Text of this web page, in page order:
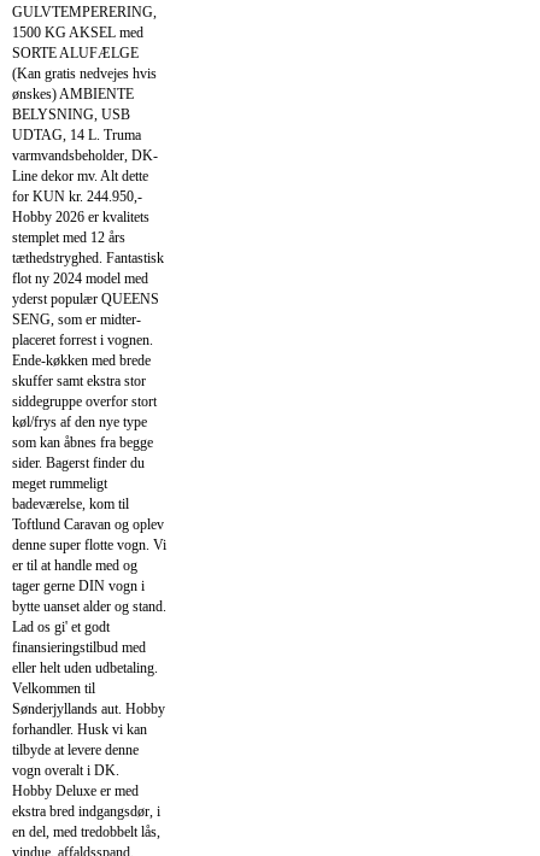
GULVTEMPERERING,
1500 KG AKSEL med
SORTE ALUFÆLGE
(Kan gratis nedvejes hvis
ønskes) AMBIENTE
BELYSNING, USB
UDTAG, 14 L. Truma
varmvandsbeholder, DK-
Line dekor mv. Alt dette
for KUN kr. 244.950,-
Hobby 2026 er kvalitets
stemplet med 12 års
tæthedstryghed. Fantastisk
flot ny 2024 model med
yderst populær QUEENS
SENG, som er midter-
placeret forrest i vognen.
Ende-køkken med brede
skuffer samt ekstra stor
siddegruppe overfor stort
køl/frys af den nye type
som kan åbnes fra begge
sider. Bagerst finder du
meget rummeligt
badeværelse, kom til
Toftlund Caravan og oplev
denne super flotte vogn. Vi
er til at handle med og
tager gerne DIN vogn i
bytte uanset alder og stand.
Lad os gi' et godt
finansieringstilbud med
eller helt uden udbetaling.
Velkommen til
Sønderjyllands aut. Hobby
forhandler. Husk vi kan
tilbyde at levere denne
vogn overalt i DK.
Hobby Deluxe er med
ekstra bred indgangsdør, i
en del, med tredobbelt lås,
vindue, affaldsspand,